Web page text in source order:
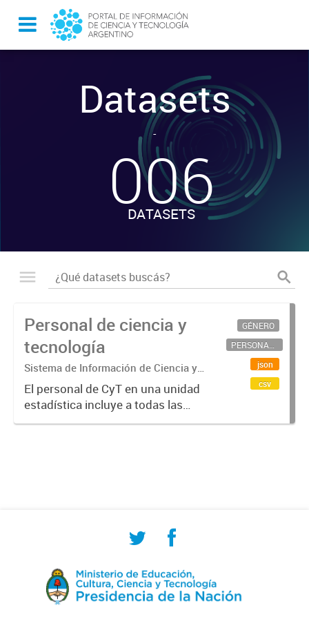
Datasets
-
006
DATASETS
Personal de ciencia y
tecnología
Sistema de Información de Ciencia y
Tecnología Argentino (SICYTAR)
El personal de CyT en una unidad
estadística incluye a todas las
personas involucradas
GÉNERO
PERSONAL CIENTÍFICO-TECNOLÓGICO
json
csv